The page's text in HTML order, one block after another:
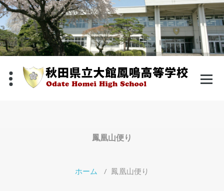
コ
ン
テ
ン
ツ
へ
鳳凰山便り
ホーム / 鳳凰山便り